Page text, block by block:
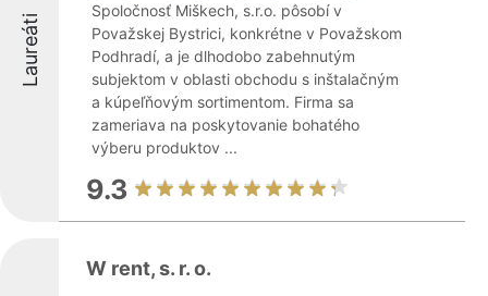
Laureáti
Spoločnosť Miškech, s.r.o. pôsobí v
Považskej Bystrici, konkrétne v Považskom
Podhradí, a je dlhodobo zabehnutým
subjektom v oblasti obchodu s inštalačným
a kúpeľňovým sortimentom. Firma sa
zameriava na poskytovanie bohatého
výberu produktov ...
9.3
W rent, s. r. o.